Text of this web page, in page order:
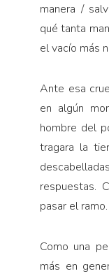
manera /
qué tanta
el vacío más
Ante esa
en algún
hombre del
tragara la
respuestas.
pasar el ramo.
Como una
más en